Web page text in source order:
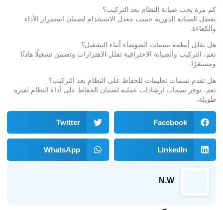
كم مرة يجب صيانة النظام بعد التركيب؟
يفضل الصيانة الدورية حسب معدل الاستخدام لضمان استمرار الأداء
والكفاءة.
هل تقلل أنظمة نسمات الضوضاء أثناء التشغيل؟
نعم، التركيب والصيانة الاحترافية تقلل الاهتزازات وتضمن تشغيلًا هادئًا
ومستقرًا.
هل تقدم نسمات تعليمات للحفاظ على النظام بعد التركيب؟
نعم، توفر نسمات إرشادات عملية لضمان الحفاظ على أداء النظام لفترة
طويلة.
Facebook
Twitter
LinkedIn
WhatsApp
N.W